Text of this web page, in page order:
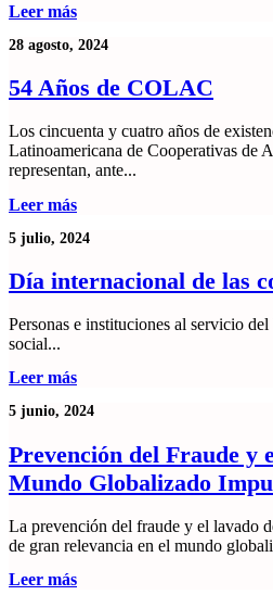
Leer más
28 agosto, 2024
54 Años de COLAC
Los cincuenta y cuatro años de
Latinoamericana de Cooperativas
representan, ante...
Leer más
5 julio, 2024
Día internacional de las
Personas e instituciones al servicio
social...
Leer más
5 junio, 2024
Prevención del Fraude y
Mundo Globalizado
La prevención del fraude y el lavado
de gran relevancia en el mundo
Leer más